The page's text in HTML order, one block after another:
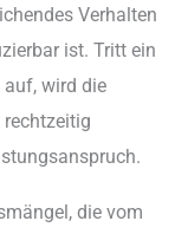
Verhalten
ist. Tritt ein
wird die
die vom